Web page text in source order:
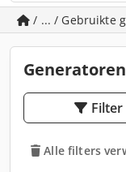
/ ... / Gebruikte
Filter
Alle filters